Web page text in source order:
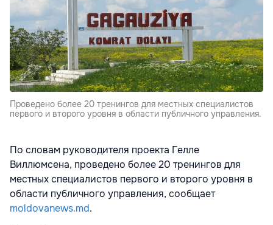
Проведено более 20 тренингов для местных специалистов
первого и второго уровня в области публичного управления.
По словам руководителя проекта Гелле
Виллюмсена, проведено более 20 тренингов для
местных специалистов первого и второго уровня в
области публичного управления, сообщает
moldovanews.md.